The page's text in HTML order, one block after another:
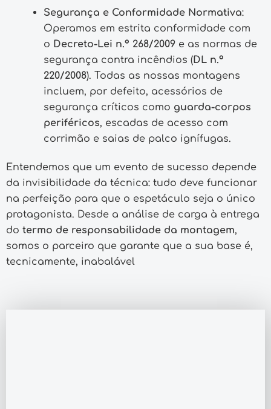
Segurança e Conformidade Normativa:
Operamos em estrita conformidade com
o Decreto-Lei n.º 268/2009 e as normas de
segurança contra incêndios (DL n.º
220/2008). Todas as nossas montagens
incluem, por defeito, acessórios de
segurança críticos como guarda-corpos
periféricos, escadas de acesso com
corrimão e saias de palco ignífugas.
Entendemos que um evento de sucesso depende
da invisibilidade da técnica: tudo deve funcionar
na perfeição para que o espetáculo seja o único
protagonista. Desde a análise de carga à entrega
do termo de responsabilidade da montagem,
somos o parceiro que garante que a sua base é,
tecnicamente, inabalável